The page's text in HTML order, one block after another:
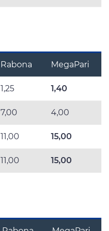
Rabona MegaPari
1,25 1,40
7,00 4,00
11,00 15,00
11,00 15,00